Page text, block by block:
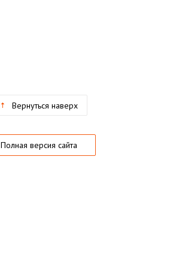
Вернуться наверх
Полная версия сайта